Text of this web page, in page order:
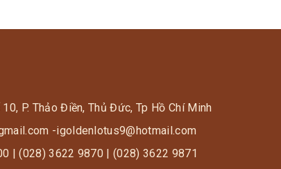
World và trải
P. Thảo Điền, Thủ Đức, Tp Hồ Chí Minh
-igoldenlotus9@hotmail.com
| (028) 3622 9870 | (028) 3622 9871